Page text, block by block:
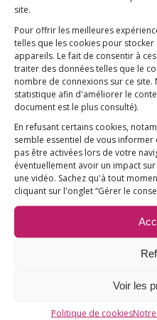
site.
Pour offrir les meilleures
telles que les cookies pour
appareils. Le fait de consentir à
traiter des données telles que le
nombre de connexions sur ce
statistique afin d'améliorer le
document est le plus consulté).
En refusant certains cookies,
semble essentiel de vous
pas être activées lors de votre
éventuellement avoir un impact
une vidéo. Sachez qu'à tout
cliquant sur l'onglet “Gérer le
Voir les
Politique de cookies
AGIR
VACCINATION HPV
E3M interpelle le Ministre
Chronologie
Fil d’actualité
Ressources
FAIRE UN DON !